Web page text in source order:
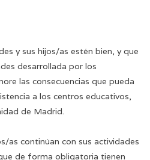
y sus hijos/as estén bien, y que
desarrollada por los
las consecuencias que pueda
a los centros educativos,
de Madrid.
as continúan con sus actividades
de forma obligatoria tienen